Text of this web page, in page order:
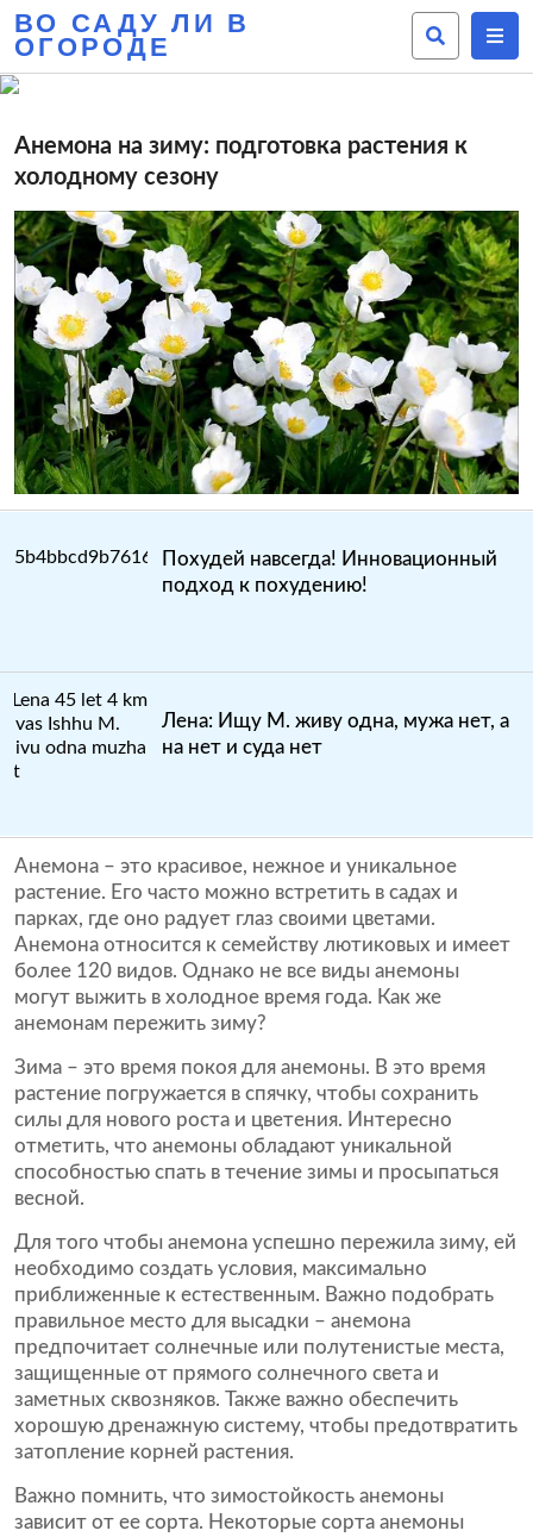
ВО САДУ ЛИ В
ОГОРОДЕ
Анемона на зиму: подготовка растения к
холодному сезону
Похудей навсегда! Инновационный
подход к похудению!
Лена: Ищу М. живу одна, мужа нет, а
на нет и суда нет
Анемона – это красивое, нежное и уникальное
растение. Его часто можно встретить в садах и
парках, где оно радует глаз своими цветами.
Анемона относится к семейству лютиковых и имеет
более 120 видов. Однако не все виды анемоны
могут выжить в холодное время года. Как же
анемонам пережить зиму?
Зима – это время покоя для анемоны. В это время
растение погружается в спячку, чтобы сохранить
силы для нового роста и цветения. Интересно
отметить, что анемоны обладают уникальной
способностью спать в течение зимы и просыпаться
весной.
Для того чтобы анемона успешно пережила зиму, ей
необходимо создать условия, максимально
приближенные к естественным. Важно подобрать
правильное место для высадки – анемона
предпочитает солнечные или полутенистые места,
защищенные от прямого солнечного света и
заметных сквозняков. Также важно обеспечить
хорошую дренажную систему, чтобы предотвратить
затопление корней растения.
Важно помнить, что зимостойкость анемоны
зависит от ее сорта. Некоторые сорта анемоны